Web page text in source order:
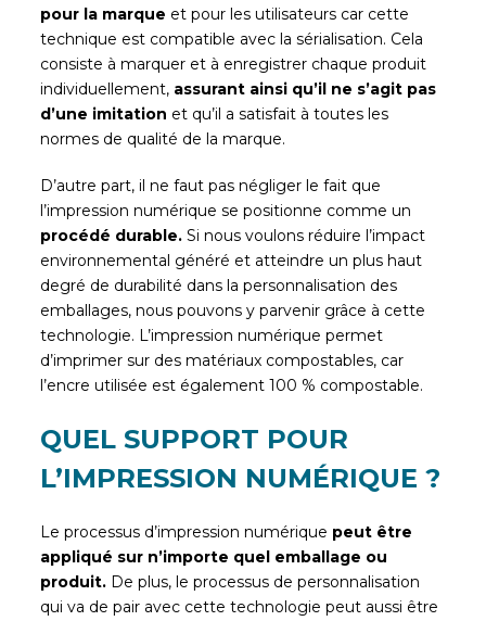
pour la marque et pour les utilisateurs car cette
technique est compatible avec la sérialisation. Cela
consiste à marquer et à enregistrer chaque produit
individuellement, assurant ainsi qu’il ne s’agit pas
d’une imitation et qu’il a satisfait à toutes les
normes de qualité de la marque.
D’autre part, il ne faut pas négliger le fait que
l’impression numérique se positionne comme un
procédé durable. Si nous voulons réduire l’impact
environnemental généré et atteindre un plus haut
degré de durabilité dans la personnalisation des
emballages, nous pouvons y parvenir grâce à cette
technologie. L’impression numérique permet
d’imprimer sur des matériaux compostables, car
l’encre utilisée est également 100 % compostable.
QUEL SUPPORT POUR
L’IMPRESSION NUMÉRIQUE ?
Le processus d’impression numérique peut être
appliqué sur n’importe quel emballage ou
produit. De plus, le processus de personnalisation
qui va de pair avec cette technologie peut aussi être